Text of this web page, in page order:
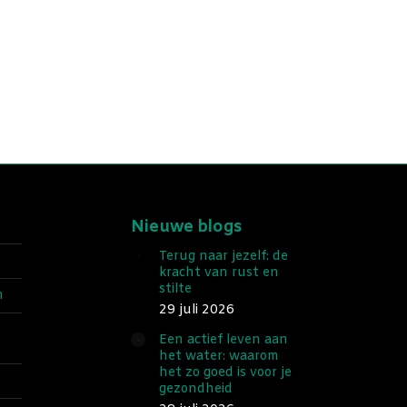
Nieuwe blogs
Terug naar jezelf: de
kracht van rust en
stilte
29 juli 2026
Een actief leven aan
het water: waarom
het zo goed is voor je
gezondheid